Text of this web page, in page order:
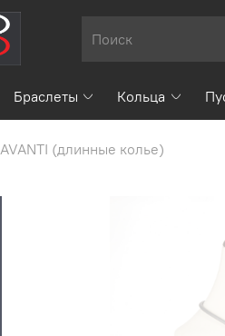
Браслеты Кольца
AVANTI (длинные колье)